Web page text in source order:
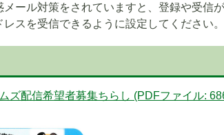
メール対策をされていますと、登録や受信
スを受信できるように設定してください。
ズ配信希望者募集ちらし (PDFファイル: